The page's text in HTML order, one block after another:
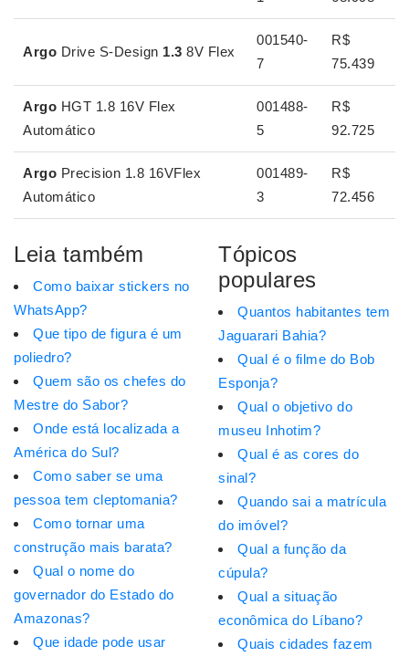
Argo Drive S-Design 1.3 8V Flex
001540-
7
R$
75.439
Argo HGT 1.8 16V Flex
Automático
001488-
5
R$
92.725
Argo Precision 1.8 16VFlex
Automático
001489-
3
R$
72.456
Leia também
Como baixar stickers no
WhatsApp?
Que tipo de figura é um
poliedro?
Quem são os chefes do
Mestre do Sabor?
Onde está localizada a
América do Sul?
Como saber se uma
pessoa tem cleptomania?
Como tornar uma
construção mais barata?
Qual o nome do
governador do Estado do
Amazonas?
Que idade pode usar
Tópicos
populares
Quantos habitantes tem
Jaguarari Bahia?
Qual é o filme do Bob
Esponja?
Qual o objetivo do
museu Inhotim?
Qual é as cores do
sinal?
Quando sai a matrícula
do imóvel?
Qual a função da
cúpula?
Qual a situação
econômica do Líbano?
Quais cidades fazem